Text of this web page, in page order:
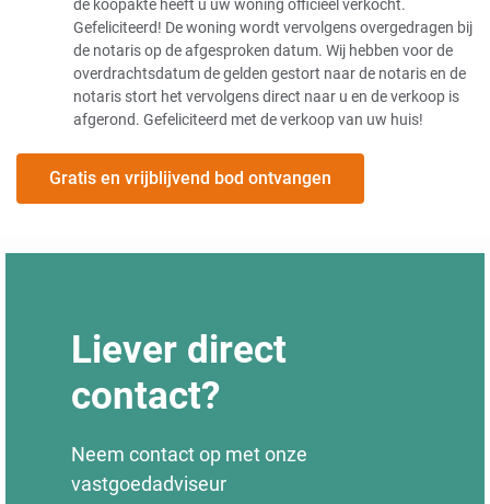
de koopakte heeft u uw woning officieel verkocht.
Gefeliciteerd! De woning wordt vervolgens overgedragen bij
de notaris op de afgesproken datum. Wij hebben voor de
overdrachtsdatum de gelden gestort naar de notaris en de
notaris stort het vervolgens direct naar u en de verkoop is
afgerond. Gefeliciteerd met de verkoop van uw huis!
Gratis en vrijblijvend bod ontvangen
Liever direct
contact?
Neem contact op met onze
vastgoedadviseur